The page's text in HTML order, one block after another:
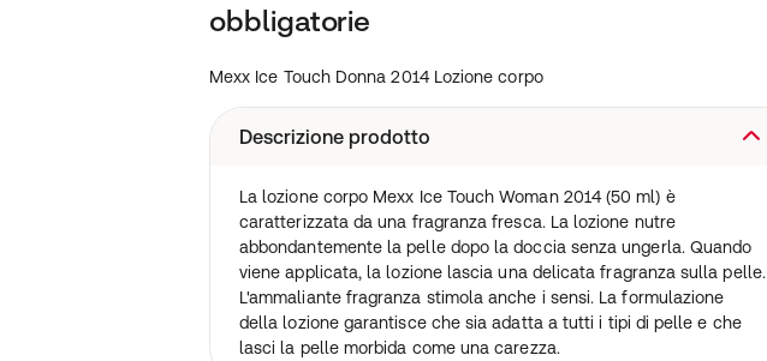
obbligatorie
Mexx Ice Touch Donna 2014 Lozione corpo
Descrizione prodotto
La lozione corpo Mexx Ice Touch Woman 2014 (50 ml) è
caratterizzata da una fragranza fresca. La lozione nutre
abbondantemente la pelle dopo la doccia senza ungerla. Quando
viene applicata, la lozione lascia una delicata fragranza sulla pelle.
L'ammaliante fragranza stimola anche i sensi. La formulazione
della lozione garantisce che sia adatta a tutti i tipi di pelle e che
lasci la pelle morbida come una carezza.